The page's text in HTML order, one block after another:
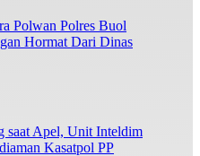
Polwan Polres Buol
Hormat Dari Dinas
saat Apel, Unit Inteldim
Kasatpol PP